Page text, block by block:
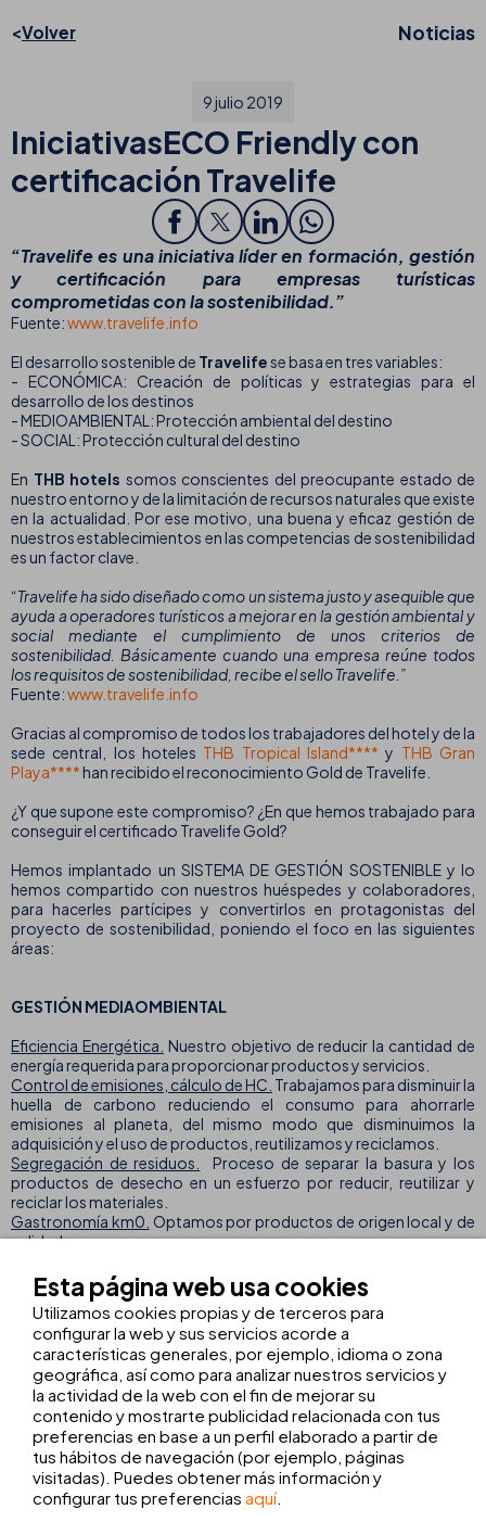
Volver Noticias
9 julio 2019
IniciativasECO Friendly con
certificación Travelife
“Travelife es una iniciativa líder en formación, gestión
y certificación para empresas turísticas
comprometidas con la sostenibilidad.”
Fuente:www.travelife.info
El desarrollo sostenible de Travelifese basa en tres variables:
- ECONÓMICA: Creación de políticas y estrategias para el
desarrollo de los destinos
- MEDIOAMBIENTAL: Protección ambiental del destino
- SOCIAL: Protección cultural del destino
En THB hotels somos conscientes del preocupante estado de
nuestro entorno y de la limitación de recursos naturales que existe
en la actualidad. Por ese motivo, una buena y eficaz gestión de
nuestros establecimientos en las competencias de sostenibilidad
es un factor clave.
“Travelife ha sido diseñado como un sistema justo y asequible que
ayuda a operadores turísticos a mejorar en la gestión ambiental y
social mediante el cumplimiento de unos criterios de
sostenibilidad. Básicamente cuando una empresa reúne todos
los requisitos de sostenibilidad, recibe el sello Travelife.”
Fuente:www.travelife.info
Gracias al compromiso de todos los trabajadores del hotel y de la
sede central, los hoteles THB Tropical Island**** y THB Gran
Playa****han recibido el reconocimiento Gold de Travelife.
¿Y que supone este compromiso? ¿En que hemos trabajado para
conseguir el certificado Travelife Gold?
Hemos implantado un SISTEMA DE GESTIÓN SOSTENIBLE y lo
hemos compartido con nuestros huéspedes y colaboradores,
para hacerles partícipes y convertirlos en protagonistas del
proyecto de sostenibilidad, poniendo el foco en las siguientes
áreas:
GESTIÓN MEDIAOMBIENTAL
Eficiencia Energética. Nuestro objetivo de reducir la cantidad de
energía requerida para proporcionar productos y servicios.
Control de emisiones, cálculo de HC. Trabajamos para disminuir la
huella de carbono reduciendo el consumo para ahorrarle
emisiones al planeta, del mismo modo que disminuimos la
adquisición y el uso de productos, reutilizamos y reciclamos.
Segregación de residuos.
Proceso de separar la basura y los
productos de desecho en un esfuerzo por reducir, reutilizar y
reciclar los materiales.
Gastronomía km0. Optamos por productos de origen local y de
calidad.
DERECHOS HUMANOS
Derechos humanos, sobre todo basados en los clientes.
En THB hotels ofrecemos a nuestro equipo de profesionales bajo
la marca THB College todas las herramientas necesarias para el
crecimiento y la preparación profesional.
COMUNIDAD LOCAL
Integración en la comunidad local, colaborando y apoyando
Esta página web usa cookies
Utilizamos cookies propias y de terceros para
configurar la web y sus servicios acorde a
características generales, por ejemplo, idioma o zona
geográfica, así como para analizar nuestros servicios y
la actividad de la web con el fin de mejorar su
contenido y mostrarte publicidad relacionada con tus
preferencias en base a un perfil elaborado a partir de
tus hábitos de navegación (por ejemplo, páginas
visitadas). Puedes obtener más información y
configurar tus preferencias aquí.